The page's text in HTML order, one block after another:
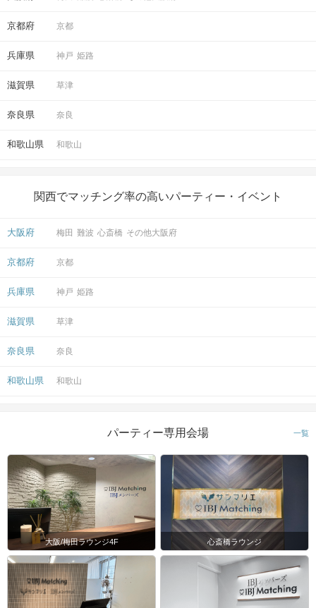
京都府 京都
兵庫県 神戸 姫路
滋賀県 草津
奈良県 奈良
和歌山県 和歌山
関西でマッチング率の高いパーティー・イベント
大阪府 梅田 難波 心斎橋 その他大阪府
京都府 京都
兵庫県 神戸 姫路
滋賀県 草津
奈良県 奈良
和歌山県 和歌山
パーティー専用会場 一覧
大阪/梅田ラウンジ4F 心斎橋ラウンジ